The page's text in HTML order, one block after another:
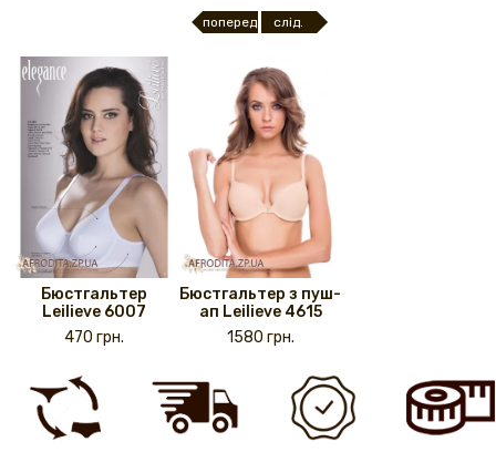
поперед. слід.
Бюстгальтер
Leilieve 6007
470 грн.
Бюстгальтер з пуш-
ап Leilieve 4615
1580 грн.